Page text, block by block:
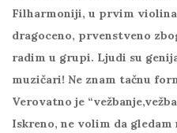
Filharmoniji, u prvim
dragoceno, prvenstveno
radim u grupi. Ljudi su
muzičari! Ne znam tačnu
Verovatno je
Iskreno, ne volim da gledam